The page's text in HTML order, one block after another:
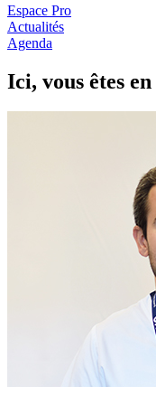
Espace Pro
Actualités
Agenda
Ici, vous êtes en